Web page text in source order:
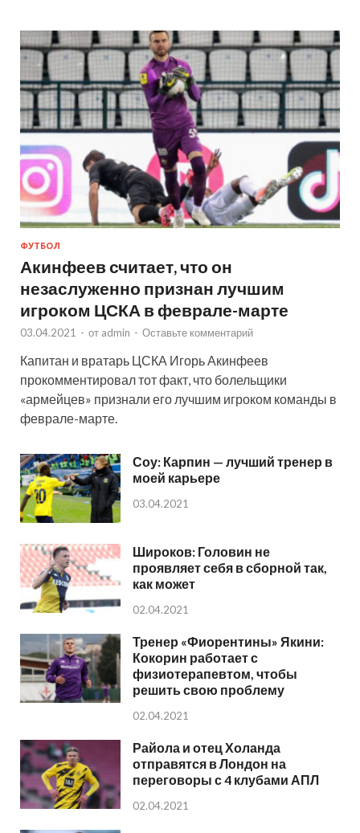
ФУТБОЛ
Акинфеев считает, что он
незаслуженно признан лучшим
игроком ЦСКА в феврале-марте
03.04.2021 - от admin - Оставьте комментарий
Капитан и вратарь ЦСКА Игорь Акинфеев
прокомментировал тот факт, что болельщики
«армейцев» признали его лучшим игроком команды в
феврале-марте.
Соу: Карпин — лучший тренер в
моей карьере
03.04.2021
Широков: Головин не
проявляет себя в сборной так,
как может
02.04.2021
Тренер «Фиорентины» Якини:
Кокорин работает с
физиотерапевтом, чтобы
решить свою проблему
02.04.2021
Райола и отец Холанда
отправятся в Лондон на
переговоры с 4 клубами АПЛ
02.04.2021